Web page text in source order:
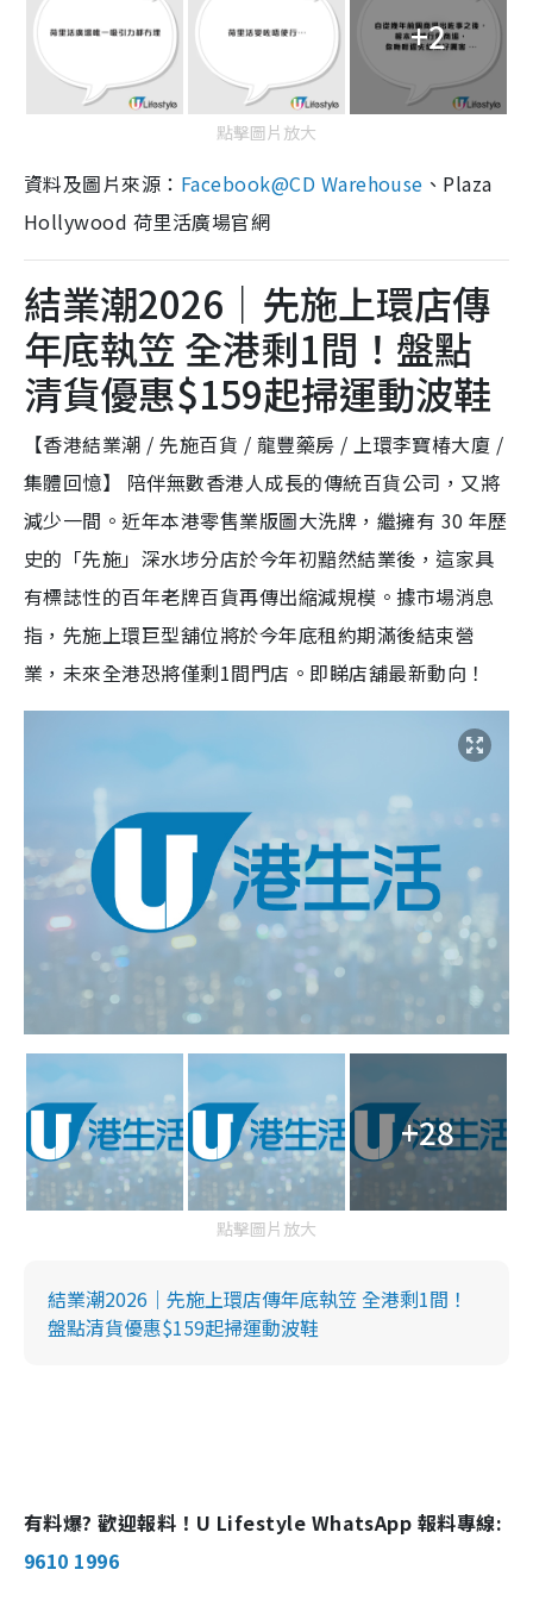
+2
點擊圖片放大
資料及圖片來源： Facebook@CD Warehouse 、Plaza
Hollywood 荷里活廣場官網
結業潮2026｜先施上環店傳
年底執笠 全港剩1間！盤點
清貨優惠$159起掃運動波鞋
【香港結業潮 / 先施百貨 / 龍豐藥房 / 上環李寶椿大廈 /
集體回憶】 陪伴無數香港人成長的傳統百貨公司，又將
減少一間。近年本港零售業版圖大洗牌，繼擁有 30 年歷
史的「先施」深水埗分店於今年初黯然結業後，這家具
有標誌性的百年老牌百貨再傳出縮減規模。據市場消息
指，先施上環巨型舖位將於今年底租約期滿後結束營
業，未來全港恐將僅剩1間門店。即睇店舖最新動向！
+28
點擊圖片放大
結業潮2026｜先施上環店傳年底執笠 全港剩1間！
盤點清貨優惠$159起掃運動波鞋
有料爆? 歡迎報料！U Lifestyle WhatsApp 報料專線:
9610 1996